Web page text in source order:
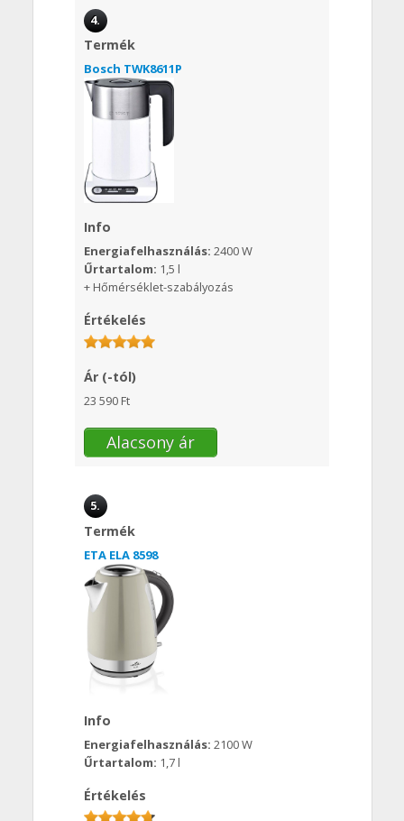
4.
Termék
Bosch TWK8611P
Info
Energiafelhasználás: 2400 W
Űrtartalom: 1,5 l
+ Hőmérséklet-szabályozás
Értékelés
Ár (-tól)
23 590 Ft
Alacsony ár
5.
Termék
ETA ELA 8598
Info
Energiafelhasználás: 2100 W
Űrtartalom: 1,7 l
Értékelés